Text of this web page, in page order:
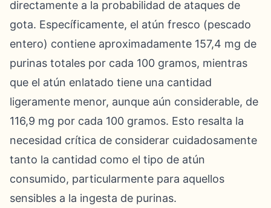
directamente a la probabilidad de ataques de
gota. Específicamente, el atún fresco (pescado
entero) contiene aproximadamente 157,4 mg de
purinas totales por cada 100 gramos, mientras
que el atún enlatado tiene una cantidad
ligeramente menor, aunque aún considerable, de
116,9 mg por cada 100 gramos. Esto resalta la
necesidad crítica de considerar cuidadosamente
tanto la cantidad como el tipo de atún
consumido, particularmente para aquellos
sensibles a la ingesta de purinas.